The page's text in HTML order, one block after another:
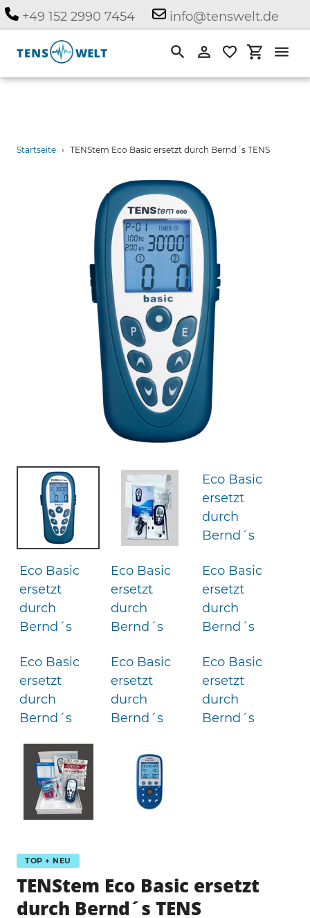
Direkt
zum
Inhalt
+49 152 2990 7454 info@tenswelt.de
SuchenEinloggen
Startseite › TENStem Eco Basic ersetzt durch Bernd´s TENS
TOP + NEU
TENStem Eco Basic ersetzt
durch Bernd´s TENS